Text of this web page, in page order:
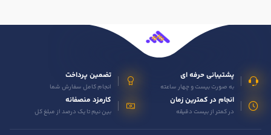
پشتیبانی حرفه ای
به صورت بیست و چهار ساعته
تضمین پرداخت
انجام کامل سفارش شما
انجام در کمترین زمان
در کمتر از بیست دقیقه
کارمزد منصفانه
بین نیم تا یک درصد از مبلغ کل